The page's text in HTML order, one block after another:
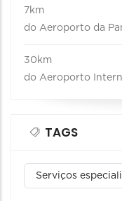
7km
do Aeroporto da
30km
do Aeroporto
TAGS
Serviços